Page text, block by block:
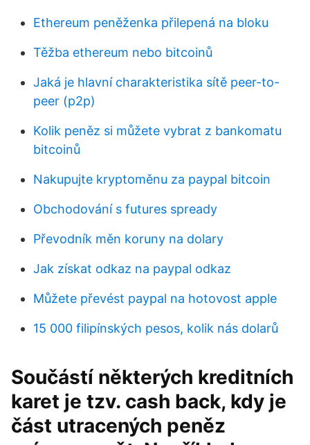
Ethereum peněženka přilepená na bloku
Těžba ethereum nebo bitcoinů
Jaká je hlavní charakteristika sítě peer-to-
peer (p2p)
Kolik peněz si můžete vybrat z bankomatu
bitcoinů
Nakupujte kryptoměnu za paypal bitcoin
Obchodování s futures spready
Převodník měn koruny na dolary
Jak získat odkaz na paypal odkaz
Můžete převést paypal na hotovost apple
15 000 filipínských pesos, kolik nás dolarů
Součástí některých kreditních
karet je tzv. cash back, kdy je
část utracených peněz